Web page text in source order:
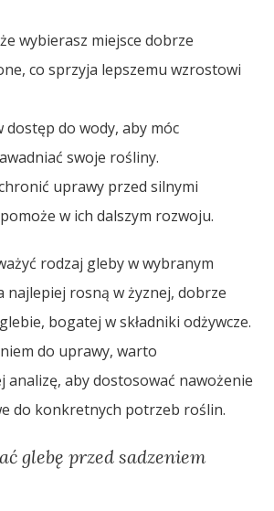
wybierasz miejsce dobrze
co sprzyja lepszemu wzrostowi
dostęp do wody, aby móc
swoje rośliny.
uprawy przed silnymi
w ich dalszym rozwoju.
rodzaj gleby w wybranym
najlepiej rosną w żyznej, dobrze
bogatej w składniki odżywcze.
do uprawy, warto
analizę, aby dostosować nawożenie
do konkretnych potrzeb roślin.
glebę przed sadzeniem